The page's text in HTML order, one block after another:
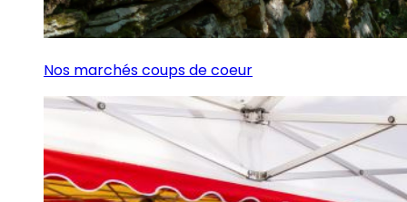
Nos marchés coups de coeur